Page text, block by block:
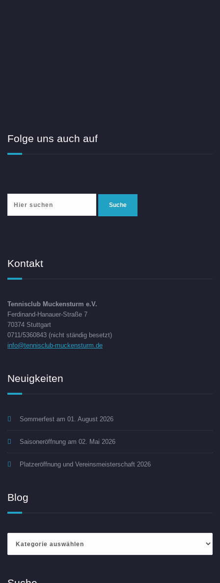
Folge uns auch auf
Kontakt
Tennisclub Muckensturm e.V.
Ferdinand-Hanauer-Straße 7
70374 Stuttgart
0711/5360843 (nicht ständig besetzt)
info@tennisclub-muckensturm.de
Neuigkeiten
Sommerfest am 01. August 2026
Saisoneröffnung am 02. Mai 2026
Platzeröffnung und Vereinsmeisterschaft 2026
Blog